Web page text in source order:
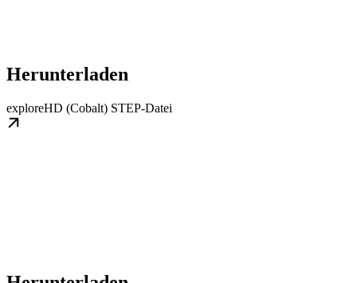
Herunterladen
exploreHD (Cobalt) STEP-Datei